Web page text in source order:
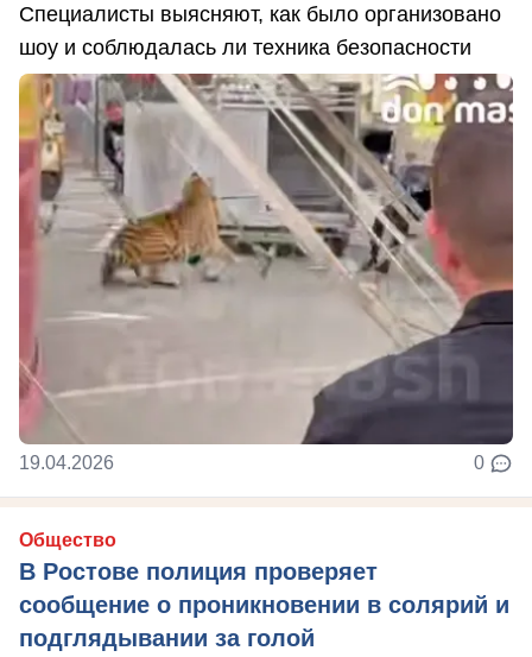
Специалисты выясняют, как было организовано
шоу и соблюдалась ли техника безопасности
19.04.2026 0
Общество
В Ростове полиция проверяет
сообщение о проникновении в солярий и
подглядывании за голой